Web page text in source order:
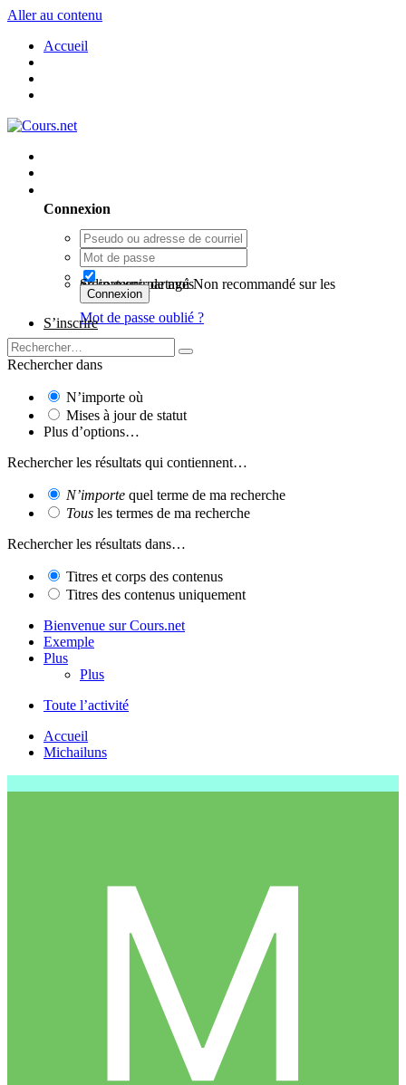
Aller au contenu
Accueil
Connexion
Se souvenir de moi
Non recommandé sur les ordinateurs partagés
Connexion
Mot de passe oublié ?
S’inscrire
Rechercher dans
N’importe où
Mises à jour de statut
Plus d’options…
Rechercher les résultats qui contiennent…
N’importe quel terme de ma recherche
Tous les termes de ma recherche
Rechercher les résultats dans…
Titres et corps des contenus
Titres des contenus uniquement
Bienvenue sur Cours.net
Exemple
Plus
Plus
Toute l’activité
Accueil
Michailuns